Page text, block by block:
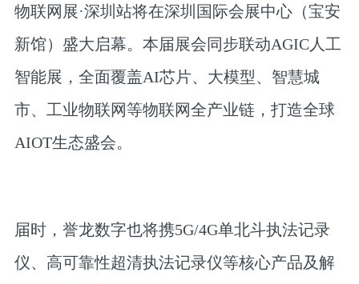
物联网展·深圳站将在深圳国际会展中心（宝安
新馆）盛大启幕。本届展会同步联动AGIC人工
智能展，全面覆盖AI芯片、大模型、智慧城
市、工业物联网等物联网全产业链，打造全球
AIOT生态盛会。
届时， 誉龙数字也将携5G/4G单北斗执法记录
仪、高可靠性超清执法记录仪等核心产品及解